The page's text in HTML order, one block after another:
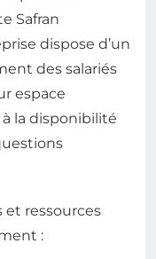
Safran
dispose d’un
des salariés
espace
la disponibilité
et ressources
: